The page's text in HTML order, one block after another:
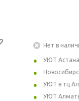
Нет в
УЮТ Астана
УЮТ в тц
УЮТ